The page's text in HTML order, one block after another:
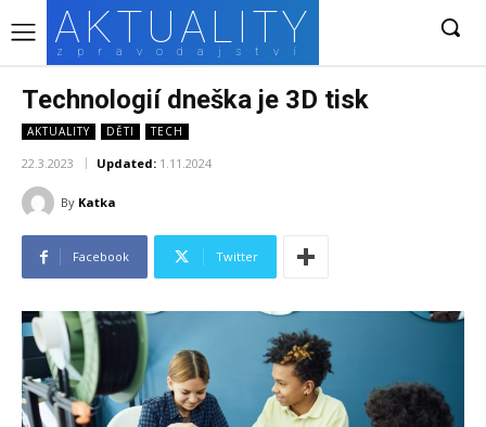
AKTUALITY
zpravodajství
Technologií dneška je 3D tisk
AKTUALITY DĚTI TECH
22.3.2023 Updated: 1.11.2024
By Katka
Facebook Twitter